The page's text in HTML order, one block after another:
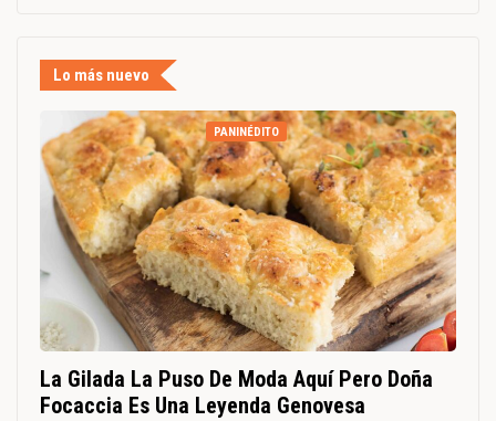
Lo más nuevo
PANINÉDITO
La Gilada La Puso De Moda Aquí Pero Doña
Focaccia Es Una Leyenda Genovesa